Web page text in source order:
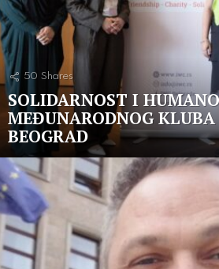
50 Shares
SOLIDARNOST I
MEĐUNARODNOG
BEOGRAD